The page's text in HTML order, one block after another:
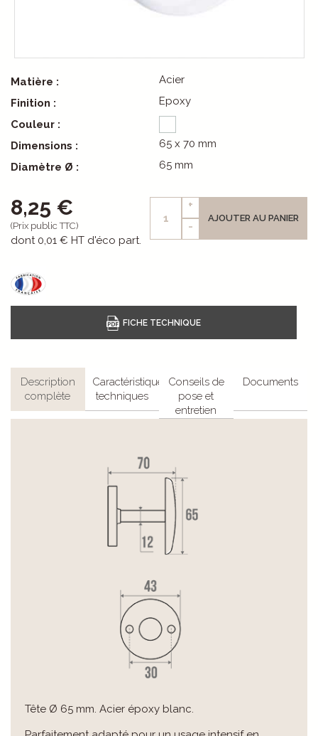
Matière :
Acier
Finition :
Epoxy
Couleur :
Dimensions :
65 x 70 mm
Diamètre Ø :
65 mm
8,25 €
(Prix public TTC)
dont 0,01 € HT d'éco part.
+
-
AJOUTER AU PANIER
Description
complète
Caractéristiques
techniques
Conseils de
pose et
entretien
Documents
Tête Ø 65 mm. Acier époxy blanc.